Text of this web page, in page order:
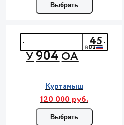
Выбрать
У904ОА
45
Куртамыш
120 000 руб.
Выбрать